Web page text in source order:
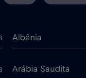
Albânia
Arábia Saudita